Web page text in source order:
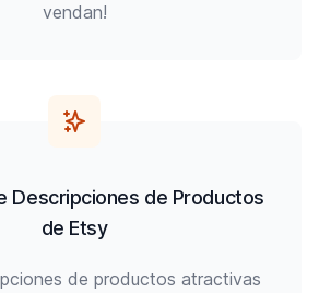
vendan!
Descripciones de Productos
de Etsy
de productos atractivas